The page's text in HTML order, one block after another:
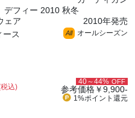
フィー 2010 秋冬
ェア
2010年発売
ース
All オールシーズン
込)
40～44% OFF
参考価格￥9,900-
1%ポイント 還元